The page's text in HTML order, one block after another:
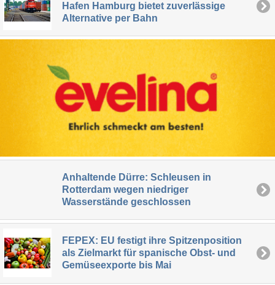
Hafen Hamburg bietet zuverlässige
Alternative per Bahn
Anhaltende Dürre: Schleusen in
Rotterdam wegen niedriger
Wasserstände geschlossen
FEPEX: EU festigt ihre Spitzenposition
als Zielmarkt für spanische Obst- und
Gemüseexporte bis Mai